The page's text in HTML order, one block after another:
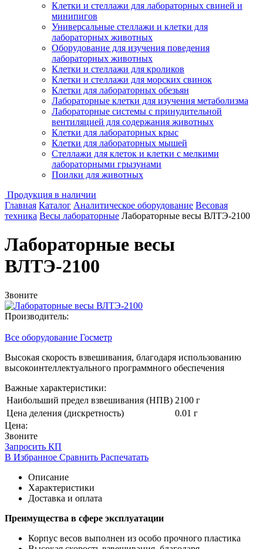
Клетки и стеллажи для лабораторных свиней и
минипигов
Универсальные стеллажи и клетки для
лабораторных животных
Оборудование для изучения поведения
лабораторных животных
Клетки и стеллажи для кроликов
Клетки и стеллажи для морских свинок
Клетки для лабораторных обезьян
Лабораторные клетки для изучения метаболизма
Лабораторные системы с принудительной
вентиляцией для содержания животных
Клетки для лабораторных крыс
Клетки для лабораторных мышей
Стеллажи для клеток и клетки с мелкими
лабораторными грызунами
Поилки для животных
Продукция в наличии
Главная Каталог Аналитическое оборудование Весовая
техника Весы лабораторные Лабораторные весы ВЛТЭ-2100
Лабораторные весы
ВЛТЭ-2100
Звоните
Производитель:
Все оборудование Госметр
Высокая скорость взвешивания, благодаря использованию
высокоинтеллектуального программного обеспечения
Важные характеристики:
Наибольший предел взвешивания (НПВ) 2100 г
Цена деления (дискретность)
0.01 г
Цена:
Звоните
Запросить КП
В Избранное Сравнить Распечатать
Описание
Характеристики
Доставка и оплата
Преимущества в сфере эксплуатации
Корпус весов выполнен из особо прочного пластика